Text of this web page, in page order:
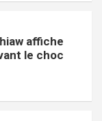
affiche
le choc